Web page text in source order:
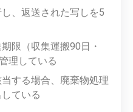
し、返送された写しを5
限（収集運搬90日・
理している
当する場合、廃棄物処理
ている